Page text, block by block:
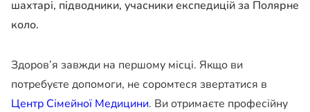
шахтарі, підводники, учасники експедицій за Полярне
коло.
Здоров’я завжди на першому місці. Якщо ви
потребуєте допомоги, не соромтеся звертатися в
Центр Сімейної Медицини. Ви отримаєте професійну